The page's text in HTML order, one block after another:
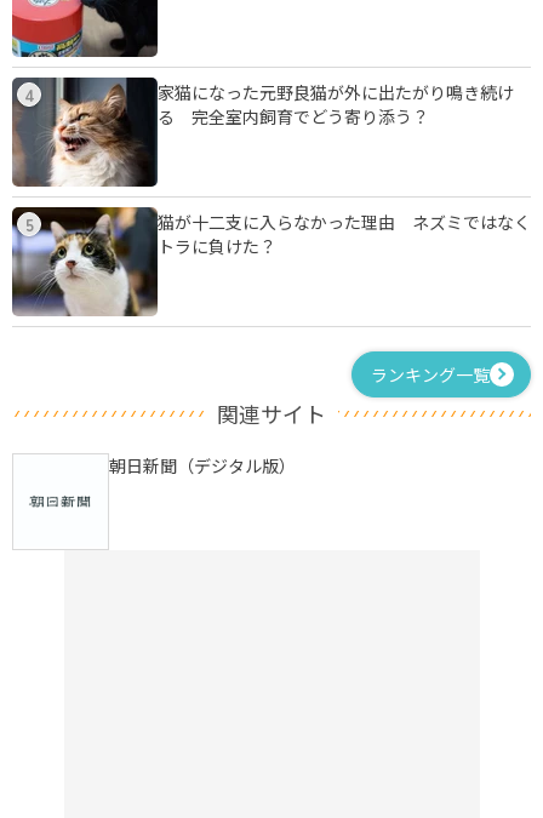
4
家猫になった元野良猫が外に出たがり鳴き続け
る 完全室内飼育でどう寄り添う？
5
猫が十二支に入らなかった理由 ネズミではなく
トラに負けた？
ランキング一覧
関連サイト
朝日新聞（デジタル版）